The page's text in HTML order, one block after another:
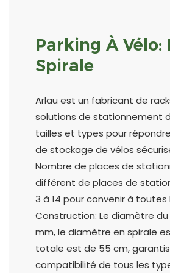
Parking À Vélo:
Spirale
Arlau est un fabricant de
solutions de stationnement
tailles et types pour
de stockage de vélos
Nombre de places de
différent de places de
3 à 14 pour convenir à toutes
Construction: Le diamètre
mm, le diamètre en spirale
totale est de 55 cm,
compatibilité de tous les